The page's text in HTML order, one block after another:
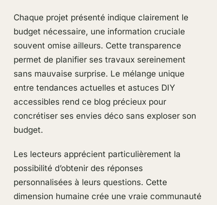
Chaque projet présenté indique clairement le
budget nécessaire, une information cruciale
souvent omise ailleurs. Cette transparence
permet de planifier ses travaux sereinement
sans mauvaise surprise. Le mélange unique
entre tendances actuelles et astuces DIY
accessibles rend ce blog précieux pour
concrétiser ses envies déco sans exploser son
budget.
Les lecteurs apprécient particulièrement la
possibilité d’obtenir des réponses
personnalisées à leurs questions. Cette
dimension humaine crée une vraie communauté